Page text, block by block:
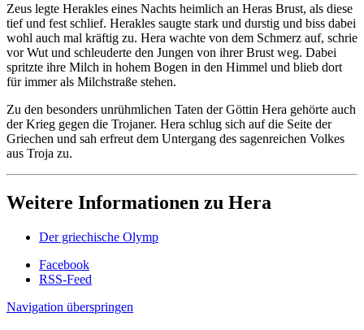
Zeus legte Herakles eines Nachts heimlich an Heras Brust, als diese
tief und fest schlief. Herakles saugte stark und durstig und biss dabei
wohl auch mal kräftig zu. Hera wachte von dem Schmerz auf, schrie
vor Wut und schleuderte den Jungen von ihrer Brust weg. Dabei
spritzte ihre Milch in hohem Bogen in den Himmel und blieb dort
für immer als Milchstraße stehen.
Zu den besonders unrühmlichen Taten der Göttin Hera gehörte auch
der Krieg gegen die Trojaner. Hera schlug sich auf die Seite der
Griechen und sah erfreut dem Untergang des sagenreichen Volkes
aus Troja zu.
Weitere Informationen zu Hera
Der griechische Olymp
Facebook
RSS-Feed
Navigation überspringen